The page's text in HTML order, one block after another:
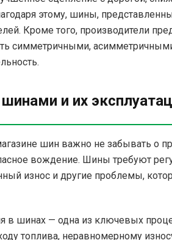
этому, шины,
Кроме того, производители
симметричными,
и их
шин важно не забывать о
вождение. Шины требуют
износ и другие проблемы,
в шинах — одна из ключевых
топлива, неравномерному